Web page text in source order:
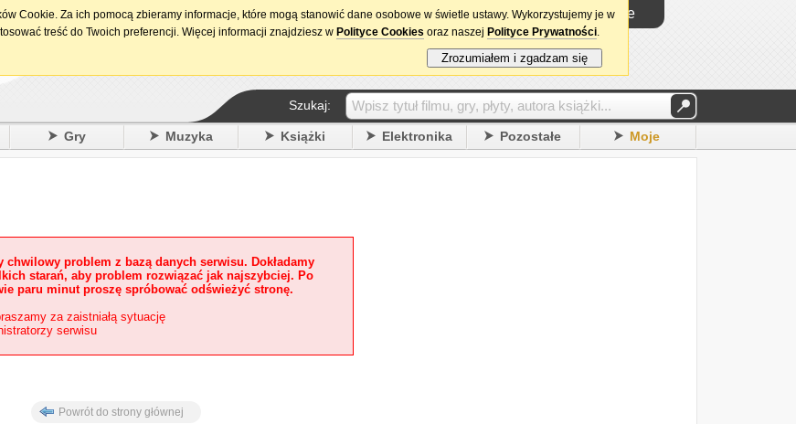
15. urodziny DataPremiery.pl Logowanie
Szukaj:
Gry Muzyka Książki Elektronika Pozostałe Moje
chwilowy problem z bazą danych serwisu. Dokładamy
starań, aby problem rozwiązać jak najszybciej. Po
paru minut proszę spróbować odświeżyć stronę.
za zaistniałą sytuację
serwisu
Powrót do strony głównej
Cookie. Za ich pomocą zbieramy informacje, które mogą stanowić dane osobowe w świetle ustawy. Wykorzystujemy je w
treść do Twoich preferencji. Więcej informacji znajdziesz w Polityce Cookies oraz naszej Polityce Prywatności.
Zrozumiałem i zgadzam się